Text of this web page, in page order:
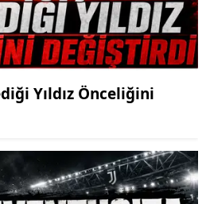
Yıldız Önceliğini